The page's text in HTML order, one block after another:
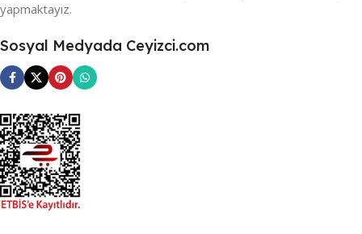
yapmaktayız.
Sosyal Medyada Ceyizci.com